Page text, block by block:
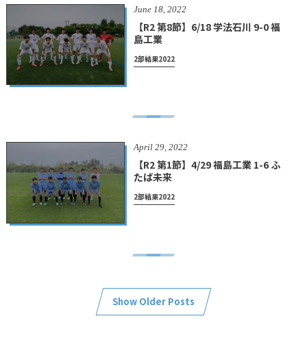
June 18 ,2022
【R2 第8節】6/18 学法石川 9-0 福
島工業
2部結果2022
April 29,2022
【R2 第1節】4/29 福島工業 1-6 ふ
たば未来
2部結果2022
Show Older Posts